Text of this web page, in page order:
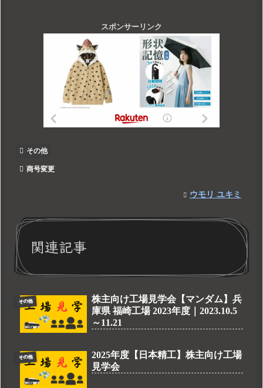
スポンサーリンク
その他
商号変更
ウモリ ユキミ
関連記事
その他
株主向け工場見学会【マンダム】兵
庫県 福崎工場 2023年度｜2023.10.5
～11.21
その他
2025年度【日本精工】株主向け工場
見学会